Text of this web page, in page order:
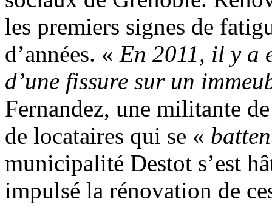
les premiers signes de
d’années. « En 2011, il y a
d’une fissure sur un
Fernandez, une militante
de locataires qui se «
municipalité Destot s’est
impulsé la rénovation de